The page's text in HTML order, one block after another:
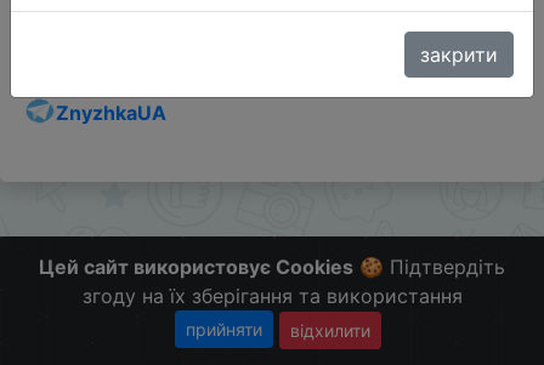
Слідкуйте за знижками на мобільному, в телеграм
ZnyzhkaUA
Цей сайт використовує Cookies 🍪 Підтвердіть
згоду на їх зберігання та використання
прийняти відхилити
закрити